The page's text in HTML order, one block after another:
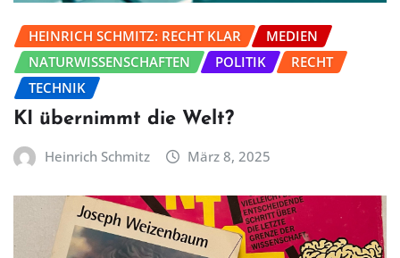
HEINRICH SCHMITZ: RECHT KLAR
MEDIEN
NATURWISSENSCHAFTEN
POLITIK
RECHT
TECHNIK
KI übernimmt die Welt?
Heinrich Schmitz März 8, 2025